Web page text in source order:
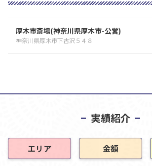
厚木市斎場(神奈川県厚木市-公営)
神奈川県厚木市下古沢５４８
実績紹介
エリア 金額